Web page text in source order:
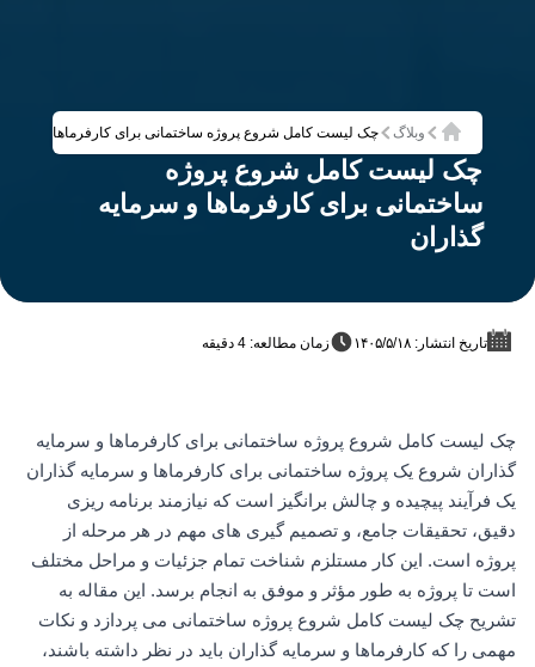
خانه
وبلاگ چک لیست کامل شروع پروژه ساختمانی برای کارفرماها و
چک لیست کامل شروع پروژه
ساختمانی برای کارفرماها و سرمایه
گذاران
تاریخ انتشار: ۱۴۰۵/۵/۱۸ زمان مطالعه: 4 دقیقه
چک لیست کامل شروع پروژه ساختمانی برای کارفرماها و سرمایه
گذاران شروع یک پروژه ساختمانی برای کارفرماها و سرمایه گذاران
یک فرآیند پیچیده و چالش برانگیز است که نیازمند برنامه ریزی
دقیق، تحقیقات جامع، و تصمیم گیری های مهم در هر مرحله از
پروژه است. این کار مستلزم شناخت تمام جزئیات و مراحل مختلف
است تا پروژه به طور مؤثر و موفق به انجام برسد. این مقاله به
تشریح چک لیست کامل شروع پروژه ساختمانی می پردازد و نکات
مهمی را که کارفرماها و سرمایه گذاران باید در نظر داشته باشند،